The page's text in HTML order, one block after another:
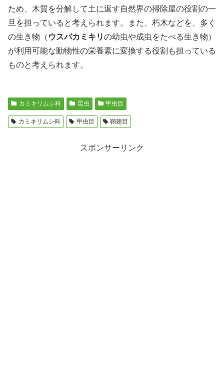
ため、木質を分解して土に返す自然界の掃除屋の役割の一
旦を担っていると考えられます。また、朽木などを、多く
の生き物（ ウスバカミキリの幼虫や成虫をたべる生き物）
が利用可能な動物性の栄養素に変換する役割も担っている
ものと考えられます。
カミキリムシ科 昆虫 甲虫目
カミキリムシ科 甲虫目 鞘翅目
スポンサーリンク